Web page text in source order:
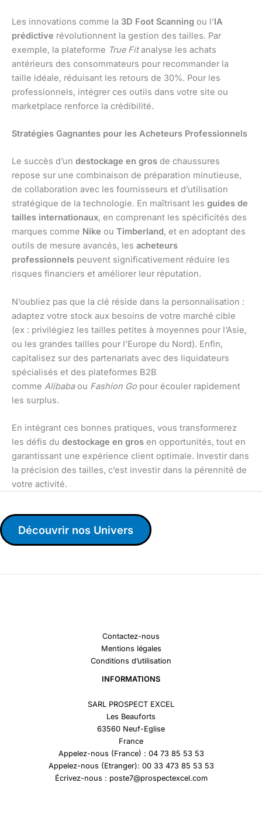
Les innovations comme la 3D Foot Scanning ou l’IA
prédictive révolutionnent la gestion des tailles. Par
exemple, la plateforme True Fitanalyse les achats
antérieurs des consommateurs pour recommander la
taille idéale, réduisant les retours de 30%. Pour les
professionnels, intégrer ces outils dans votre site ou
marketplace renforce la crédibilité.
Stratégies Gagnantes pour les Acheteurs Professionnels
Le succès d’un destockage en gros de chaussures
repose sur une combinaison de préparation minutieuse,
de collaboration avec les fournisseurs et d’utilisation
stratégique de la technologie. En maîtrisant les guides de
tailles internationaux, en comprenant les spécificités des
marques comme Nike ou Timberland, et en adoptant des
outils de mesure avancés, les acheteurs
professionnels peuvent significativement réduire les
risques financiers et améliorer leur réputation.
N’oubliez pas que la clé réside dans la personnalisation :
adaptez votre stock aux besoins de votre marché cible
(ex : privilégiez les tailles petites à moyennes pour l’Asie,
ou les grandes tailles pour l’Europe du Nord). Enfin,
capitalisez sur des partenariats avec des liquidateurs
spécialisés et des plateformes B2B
comme Alibabaou Fashion Go pour écouler rapidement
les surplus.
En intégrant ces bonnes pratiques, vous transformerez
les défis du destockage en gros en opportunités, tout en
garantissant une expérience client optimale. Investir dans
la précision des tailles, c’est investir dans la pérennité de
votre activité.
Découvrir nos Univers
Contactez-nous
Mentions légales
Conditions d’utilisation
INFORMATIONS
SARL PROSPECT EXCEL
Les Beauforts
63560 Neuf-Eglise
France
Appelez-nous (France) : 04 73 85 53 53
Appelez-nous (Etranger): 00 33 473 85 53 53
Écrivez-nous : poste7@prospectexcel.com